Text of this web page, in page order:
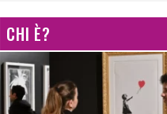
CHI È?